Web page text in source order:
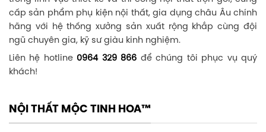
cấp sản phẩm phụ kiện nội thất, gia dụng châu Âu chính
hãng với hệ thống xưởng sản xuất rộng khắp cùng đội
ngũ chuyên gia, kỹ sư giàu kinh nghiệm.
Liên hệ hotline 0964 329 866 để chúng tôi phục vụ quý
khách!
NỘI THẤT MỘC TINH HOA™